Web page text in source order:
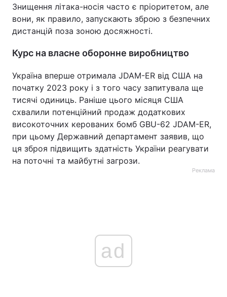
Знищення літака-носія часто є пріоритетом, але
вони, як правило, запускають зброю з безпечних
дистанцій поза зоною досяжності.
Курс на власне оборонне виробництво
Україна вперше отримала JDAM-ER від США на
початку 2023 року і з того часу запитувала ще
тисячі одиниць. Раніше цього місяця США
схвалили потенційний продаж додаткових
високоточних керованих бомб GBU-62 JDAM-ER,
при цьому Державний департамент заявив, що
ця зброя підвищить здатність України реагувати
на поточні та майбутні загрози.
Реклама
ad